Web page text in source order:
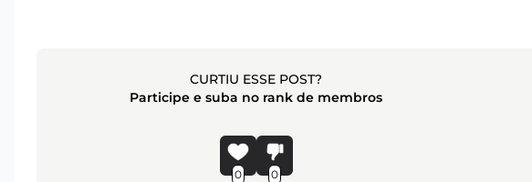
CURTIU ESSE POST?
Participe e suba no rank de membros
0 0